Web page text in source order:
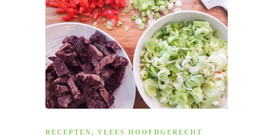
RECEPTEN, VLEES HOOFDGERECHT